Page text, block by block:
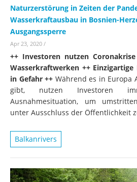
Naturzerstörung in Zeiten der
Wasserkraftausbau in Bosnien-
Ausgangssperre
Apr 23, 2020 /
++ Investoren nutzen
Wasserkraftwerken ++
in Gefahr ++ Während es in Europa
gibt, nutzen Investoren
Ausnahmesituation, um
unter Ausschluss der Öffentlichkeit
Balkanrivers